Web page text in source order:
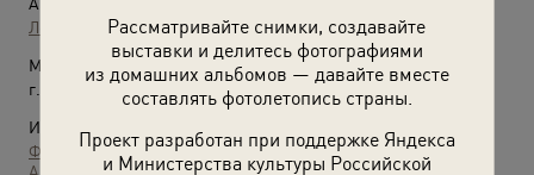
Рассматривайте снимки, создавайте
выставки и делитесь фотографиями
из домашних альбомов — давайте вместе
составлять фотолетопись страны.
Проект разработан при поддержке Яндекса
и Министерства культуры Российской
Лев Медведев
Место съемки:
г. Москва
Источники:
Фотографии пользователей russiainphoto.ru
Архив Льва Медведева